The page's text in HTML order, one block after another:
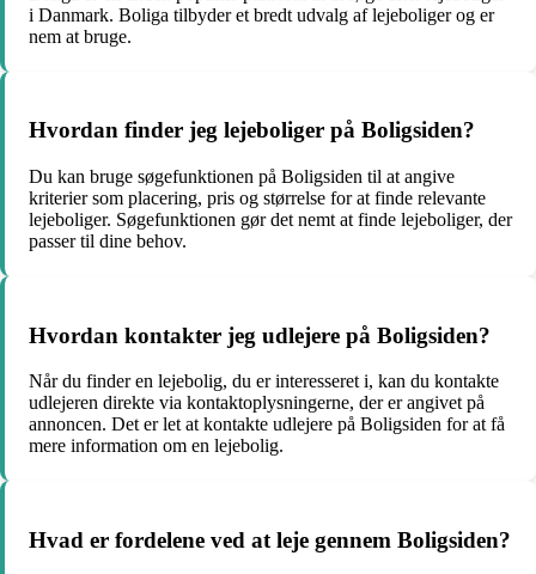
i Danmark. Boliga tilbyder et bredt udvalg af lejeboliger og er
nem at bruge.
Hvordan finder jeg lejeboliger på Boligsiden?
Du kan bruge søgefunktionen på Boligsiden til at angive
kriterier som placering, pris og størrelse for at finde relevante
lejeboliger. Søgefunktionen gør det nemt at finde lejeboliger, der
passer til dine behov.
Hvordan kontakter jeg udlejere på Boligsiden?
Når du finder en lejebolig, du er interesseret i, kan du kontakte
udlejeren direkte via kontaktoplysningerne, der er angivet på
annoncen. Det er let at kontakte udlejere på Boligsiden for at få
mere information om en lejebolig.
Hvad er fordelene ved at leje gennem Boligsiden?